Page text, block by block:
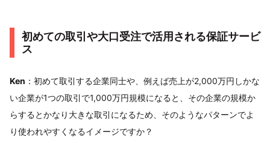
初めての取引や大口受注で活用される保証サービ
ス
Ken ：初めて取引する企業同士や、例えば売上が2,000万円しかな
い企業が1つの取引で1,000万円規模になると、その企業の規模か
らするとかなり大きな取引になるため、そのようなパターンでよ
り使われやすくなるイメージですか？